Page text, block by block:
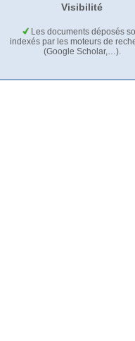
Visibilité
Les documents déposés
indexés par les moteurs de
(Google Scholar,…).